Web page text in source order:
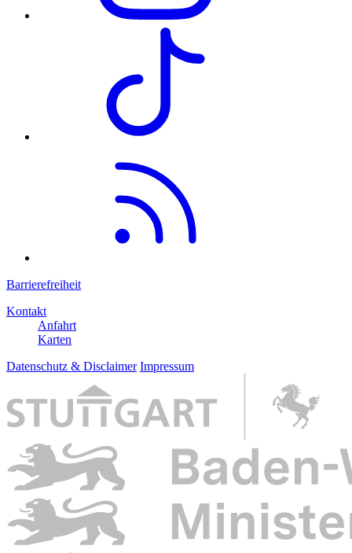
Barrierefreiheit
Kontakt
Anfahrt
Karten
Datenschutz & Disclaimer Impressum